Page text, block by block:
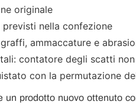
originale
nella confezione
ammaccature e
contatore degli scatti
con la permutazione
un prodotto nuovo ottenuto